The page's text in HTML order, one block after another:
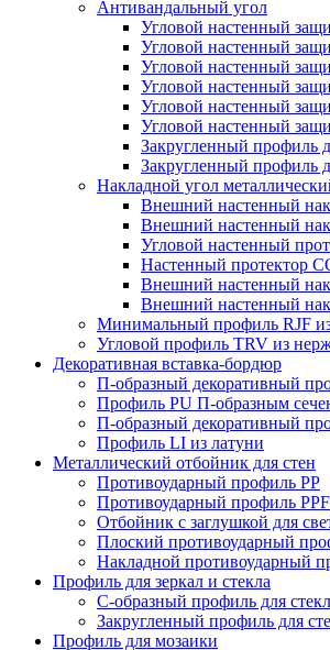
Антивандальный угол
Угловой настенный
Угловой настенный
Угловой настенный
Угловой настенный
Угловой настенный
Угловой настенный
Закругленный профиль
Закругленный профиль
Накладной угол
Внешний настенный
Внешний настенный
Угловой настенный
Настенный протектор
Внешний настенный
Внешний настенный
Минимальный профиль RJF
Угловой профиль TRV из
Декоративная вставка-бордюр
П-образный декоративный
Профиль PU П-образным
П-образный декоративный
Профиль LI из латуни
Металлический отбойник для стен
Противоударный профиль PP
Противоударный профиль PPF
Отбойник с заглушкой для
Плоский противоударный
Накладной противоударный
Профиль для зеркал и стекла
С-образный профиль для
Закругленный профиль для
Профиль для мозаики